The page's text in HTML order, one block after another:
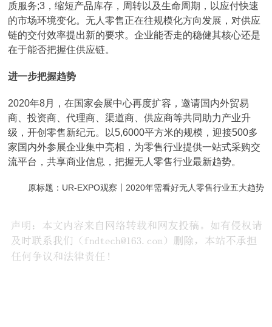
质服务;3，缩短产品库存，周转以及生命周期，以应付快速
的市场环境变化。无人零售正在往规模化方向发展，对供应
链的交付效率提出新的要求。企业能否走的稳健其核心还是
在于能否把握住供应链。
进一步把握趋势
2020年8月，在国家会展中心再度扩容，邀请国内外贸易
商、投资商、代理商、渠道商、供应商等共同助力产业升
级，开创零售新纪元。以5,6000平方米的规模，迎接500多
家国内外参展企业集中亮相，为零售行业提供一站式采购交
流平台，共享商业信息，把握无人零售行业最新趋势。
原标题：UR-EXPO观察丨2020年需看好无人零售行业五大趋势